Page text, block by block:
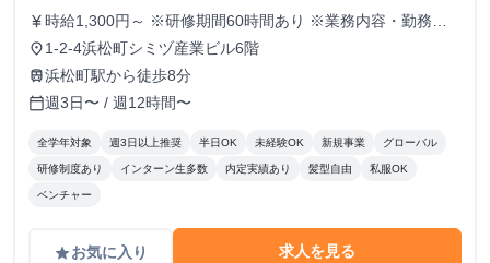
currency_yen 時給1,300円～ ※研修期間60時間あり ※業務内容・勤務状
況により決定
place 1-2-4浜松町シミヅ産業ビル6階
train浜松町駅から徒歩8分
calendar_today週3日〜 / 週12時間〜
全学年対象 週3日以上推奨 半日OK 未経験OK 新規事業 グローバル
研修制度あり インターン生多数 内定実績あり 髪型自由 私服OK
ベンチャー
gradeお気に入り 求人を見る